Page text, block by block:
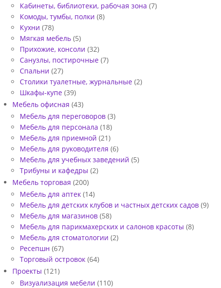
Кабинеты, библиотеки, рабочая зона (7)
Комоды, тумбы, полки (8)
Кухни (78)
Мягкая мебель (5)
Прихожие, консоли (32)
Санузлы, постирочные (7)
Спальни (27)
Столики туалетные, журнальные (2)
Шкафы-купе (39)
Мебель офисная (43)
Мебель для переговоров (3)
Мебель для персонала (18)
Мебель для приемной (21)
Мебель для руководителя (6)
Мебель для учебных заведений (5)
Трибуны и кафедры (2)
Мебель торговая (200)
Мебель для аптек (14)
Мебель для детских клубов и частных детских садов (9)
Мебель для магазинов (58)
Мебель для парикмахерских и салонов красоты (8)
Мебель для стоматологии (2)
Ресепшн (67)
Торговый островок (64)
Проекты (121)
Визуализация мебели (110)